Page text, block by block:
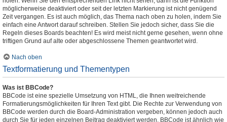
möglicherweise deaktiviert oder seit der letzten Markierung ist nicht genügend
Zeit vergangen. Es ist auch möglich, das Thema nach oben zu holen, indem Sie
einfach eine Antwort darauf schreiben. Stellen Sie jedoch sicher, dass Sie die
Regeln dieses Boards beachten! Es wird meist nicht gerne gesehen, wenn ohne
triftigen Grund auf alte oder abgeschlossene Themen geantwortet wird.
Nach oben
Textformatierung und Thementypen
Was ist BBCode?
BBCode ist eine spezielle Umsetzung von HTML, die Ihnen weitreichende
Formatierungsmöglichkeiten für Ihren Text gibt. Die Rechte zur Verwendung von
BBCode werden durch die Board-Administration vergeben, können jedoch auch
durch Sie für jeden einzelnen Beitrag deaktiviert werden. BBCode ist ähnlich wie